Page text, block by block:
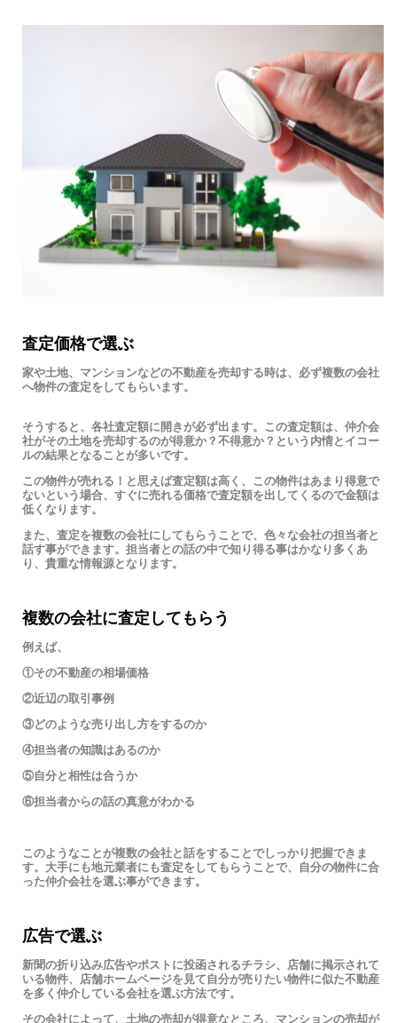
査定価格で選ぶ
家や土地、マンションなどの不動産を売却する時は、必ず複数の会社
へ物件の査定をしてもらいます。
そうすると、各社査定額に開きが必ず出ます。この査定額は、仲介会
社がその土地を売却するのが得意か？不得意か？という内情とイコー
ルの結果となることが多いです。
この物件が売れる！と思えば査定額は高く、この物件はあまり得意で
ないという場合、すぐに売れる価格で査定額を出してくるので金額は
低くなります。
また、査定を複数の会社にしてもらうことで、色々な会社の担当者と
話す事ができます。担当者との話の中で知り得る事はかなり多くあ
り、貴重な情報源となります。
複数の会社に査定してもらう
例えば、
①その不動産の相場価格
②近辺の取引事例
③どのような売り出し方をするのか
④担当者の知識はあるのか
⑤自分と相性は合うか
⑥担当者からの話の真意がわかる
このようなことが複数の会社と話をすることでしっかり把握できま
す。大手にも地元業者にも査定をしてもらうことで、自分の物件に合
った仲介会社を選ぶ事ができます。
広告で選ぶ
新聞の折り込み広告やポストに投函されるチラシ、店舗に掲示されて
いる物件、店舗ホームページを見て自分が売りたい物件に似た不動産
を多く仲介している会社を選ぶ方法です。
その会社によって、土地の売却が得意なところ、マンションの売却が